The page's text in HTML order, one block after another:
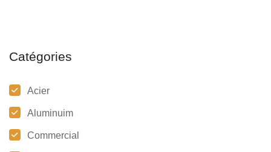
Catégories
Acier
Aluminuim
Commercial